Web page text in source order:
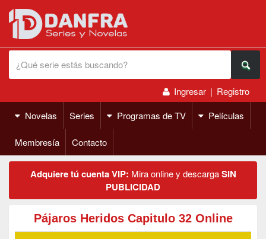
Ingresar | Registro
Novelas
Series Programas de TV Películas
Membresía Contacto
Adquiere tú cuenta VIP: Mira online y descargaSIN
PUBLICIDAD
Pájaros Heridos Capitulo 32 Online